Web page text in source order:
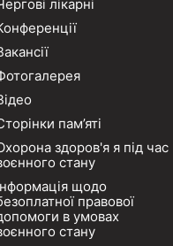
лікарні
пам’яті
здоров'я я під час
стану
щодо
правової
в умовах
стану